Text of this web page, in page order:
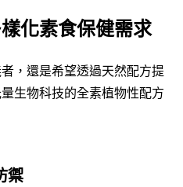
化素食保健需求
，還是希望透過天然配方提
生物科技的全素植物性配方
禦